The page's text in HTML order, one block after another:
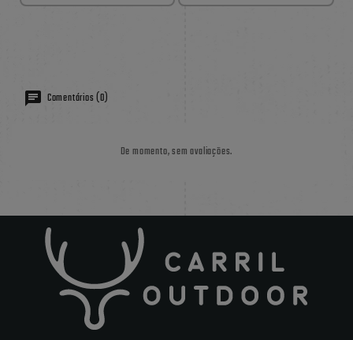
Comentários (0)
De momento, sem avaliações.